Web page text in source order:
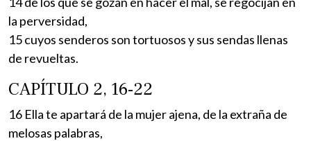
la perversidad,
15 cuyos senderos son tortuosos y sus sendas llenas
de revueltas.
CAPÍTULO 2, 16-22
16 Ella te apartará de la mujer ajena, de la extraña de
melosas palabras,